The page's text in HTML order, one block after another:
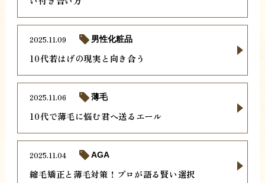
10代若はげの現実と向き合う
2025.11.09 男性化粧品
10代で薄毛に悩む君へ送るエール
2025.11.06 薄毛
縮毛矯正と薄毛対策！プロが語る賢い選択
2025.11.04 AGA